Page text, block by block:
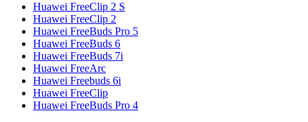
Huawei FreeClip 2 S
Huawei FreeClip 2
Huawei FreeBuds Pro 5
Huawei FreeBuds 6
Huawei FreeBuds 7i
Huawei FreeArc
Huawei Freebuds 6i
Huawei FreeClip
Huawei FreeBuds Pro 4